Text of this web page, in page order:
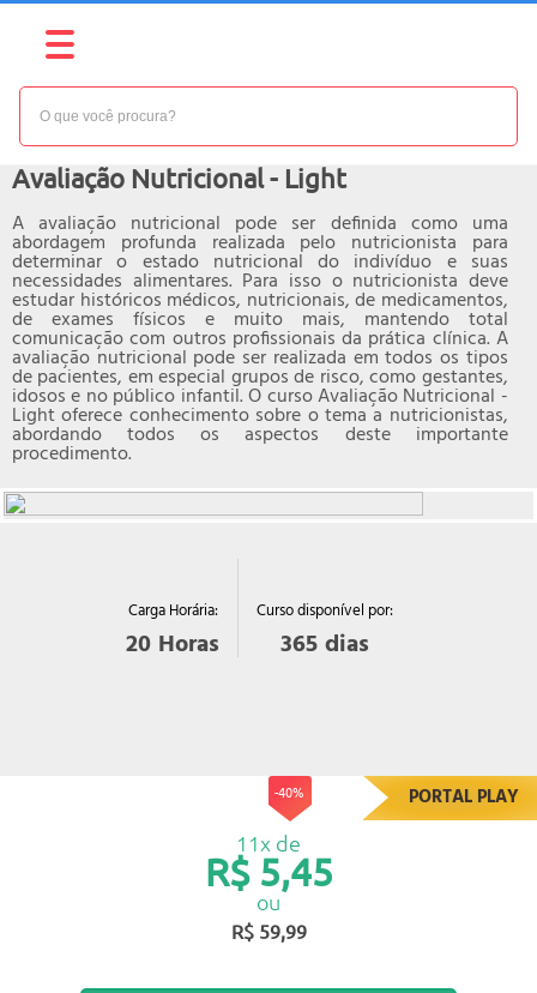
Carga Horária:
20 Horas
Curso disponível por:
365dias
NÍVEL: BÁSICO
Avaliação Nutricional - Light
A avaliação nutricional pode ser definida como uma
abordagem profunda realizada pelo nutricionista para
determinar o estado nutricional do indivíduo e suas
necessidades alimentares. Para isso o nutricionista deve
estudar históricos médicos, nutricionais, de medicamentos,
de exames físicos e muito mais, mantendo total
comunicação com outros profissionais da prática clínica. A
avaliação nutricional pode ser realizada em todos os tipos
de pacientes, em especial grupos de risco, como gestantes,
idosos e no público infantil. O curso Avaliação Nutricional -
Light oferece conhecimento sobre o tema a nutricionistas,
abordando todos os aspectos deste importante
procedimento.
-40% PORTAL PLAY
R$ 59,99
11x de
R$ 5,45
ou